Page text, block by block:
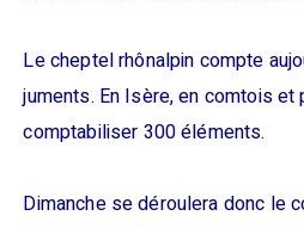
Le cheptel rhônalpin compte
juments. En Isère, en comtois et
comptabiliser 300 éléments.
Dimanche se déroulera donc le